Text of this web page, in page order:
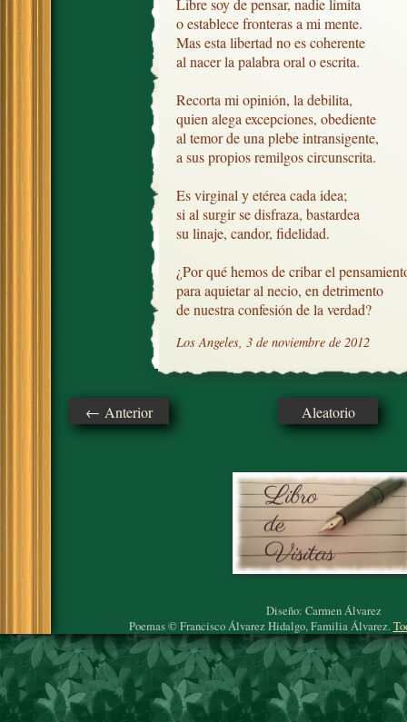
Libre soy de pensar, nadie limita
o establece fronteras a mi mente.
Mas esta libertad no es coherente
al nacer la palabra oral o escrita.
Recorta mi opinión, la debilita,
quien alega excepciones, obediente
al temor de una plebe intransigente,
a sus propios remilgos circunscrita.
Es virginal y etérea cada idea;
si al surgir se disfraza, bastardea
su linaje, candor, fidelidad.
¿Por qué hemos de cribar el
para aquietar al necio, en detrimento
de nuestra confesión de la verdad?
Los Angeles, 3 de noviembre de 2012
← Anterior Aleatorio
Diseño: Carmen Álvarez
Poemas © Francisco Álvarez Hidalgo, Familia Álvarez.